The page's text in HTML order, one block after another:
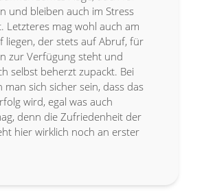
und bleiben auch im Stress
Letzteres mag wohl auch am
liegen, der stets auf Abruf, für
zur Verfügung steht und
selbst beherzt zupackt. Bei
man sich sicher sein, dass das
wird, egal was auch
denn die Zufriedenheit der
hier wirklich noch an erster